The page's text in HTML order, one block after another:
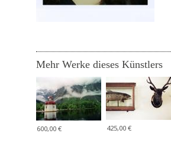
Mehr Werke dieses Künstlers
600,00 € 425,00 €